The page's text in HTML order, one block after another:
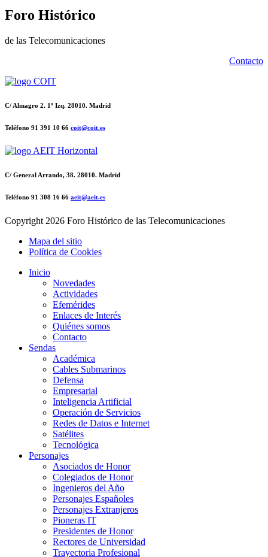
Foro Histórico
de las Telecomunicaciones
Contacto
C/ Almagro 2. 1º Izq. 28010. Madrid
Teléfono 91 391 10 66 coit@coit.es
C/ General Arrando, 38. 28010. Madrid
Teléfono 91 308 16 66 aeit@aeit.es
Copyright 2026 Foro Histórico de las Telecomunicaciones
Mapa del sitio
Política de Cookies
Inicio
Novedades
Actividades
Efemérides
Enlaces de Interés
Quiénes somos
Contacto
Sendas
Académica
Cables Submarinos
Defensa
Empresarial
Inteligencia Artificial
Operación de Servicios
Redes de Datos e Internet
Satélites
Tecnológica
Personajes
Asociados de Honor
Colegiados de Honor
Ingenieros del Año
Personajes Españoles
Personajes Extranjeros
Pioneras IT
Presidentes de Honor
Rectores de Universidad
Trayectoria Profesional